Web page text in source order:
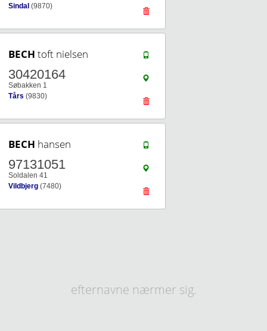
Sindal (9870)
BECH toft nielsen
30420164
Søbakken 1
Tårs (9830)
BECH hansen
97131051
Soldalen 41
Vildbjerg (7480)
efternavne nærmer sig.